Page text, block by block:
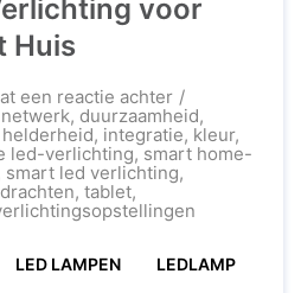
voor
Huis
een reactie achterop
Ontdek
de
Voordelen
van
Slimme
LED
een
, duurzaamheid,
helderheid, integratie, kleur,
led-verlichting,smart home-
smart led verlichting,
, tablet,
LED LAMPEN
LEDLAMP